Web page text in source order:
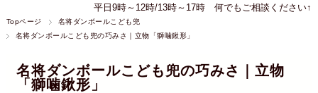
平日9時～12時/13時～17時 何でもご相談ください↑
Topページ
名将ダンボールこども兜
名将ダンボールこども兜の巧みさ｜立物「獅噛鍬形」
名将ダンボールこども兜の巧みさ｜立物
「獅噛鍬形」